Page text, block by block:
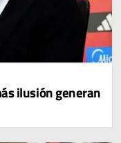
ilusión generan